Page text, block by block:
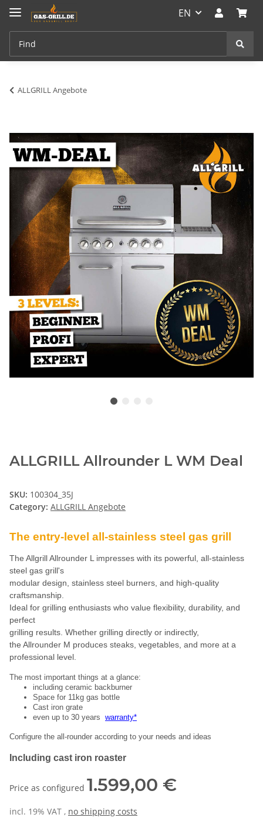
EN
ALLGRILL Angebote
ALLGRILL Allrounder L WM Deal
SKU: 100304_35J
Category: ALLGRILL Angebote
The entry-level all-stainless steel gas grill
The Allgrill Allrounder L impresses with its powerful, all-stainless
steel gas grill's
modular design, stainless steel burners, and high-quality
craftsmanship.
Ideal for grilling enthusiasts who value flexibility, durability, and
perfect
grilling results. Whether grilling directly or indirectly,
the Allrounder M produces steaks, vegetables, and more at a
professional level.
The most important things at a glance:
including ceramic backburner
Space for 11kg gas bottle
Cast iron grate
even up to 30 years warranty*
Configure the all-rounder according to your needs and ideas
Including cast iron roaster
Price as configured 1.599,00 €
incl. 19% VAT , no shipping costs